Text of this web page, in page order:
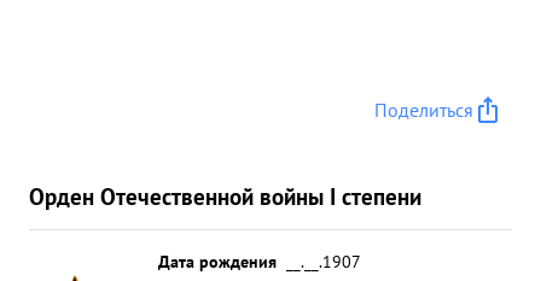
Поделиться
Орден Отечественной войны I степени
Дата рождения
__.__.1907